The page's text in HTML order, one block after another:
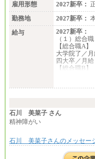
雇用形態
2027新卒：
勤務地
2027新卒：
給与
2027新卒：
（１）総合
【総合職A】
大学院了／
四大卒／月
【総合職B】
大学院了／
石川 美菜子 さん
精神障がい
石川 美菜子さんのメッセー